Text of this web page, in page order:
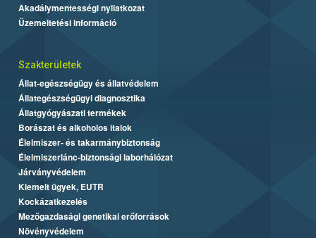
Akadálymentességi nyilatkozat
Üzemeltetési információ
Szakterületek
Állat-egészségügy és állatvédelem
Állategészségügyi diagnosztika
Állatgyógyászati termékek
Borászat és alkoholos italok
Élelmiszer- és takarmánybiztonság
Élelmiszerlánc-biztonsági laborhálózat
Járványvédelem
Kiemelt ügyek, EUTR
Kockázatkezelés
Mezőgazdasági genetikai erőforrások
Növényvédelem